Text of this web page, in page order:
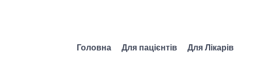
Головна Для пацієнтів Для Лікарів